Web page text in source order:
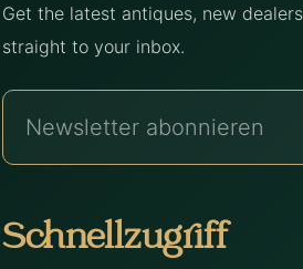
Get the latest antiques, new
straight to your inbox.
Schnellzugriff